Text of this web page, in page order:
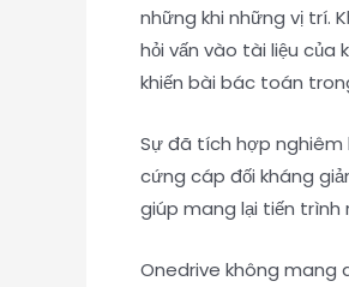
những khi những vị trí.
hỏi vấn vào tài liệu của
khiến bài bác toán
Sự đã tích hợp nghiêm
cứng cáp đối kháng
giúp mang lại tiến trình
Onedrive không mang